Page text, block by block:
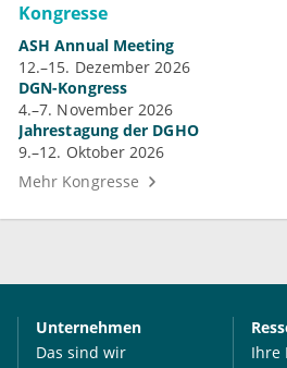
Kongresse
ASH Annual Meeting
12.–15. Dezember 2026
DGN-Kongress
4.–7. November 2026
Jahrestagung der DGHO
9.–12. Oktober 2026
Mehr Kongresse
Unternehmen
Das sind wir
Ihre